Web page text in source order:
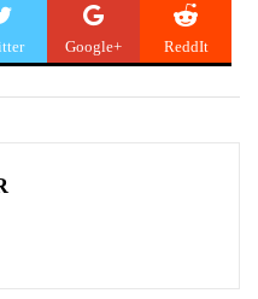
Google+ ReddIt